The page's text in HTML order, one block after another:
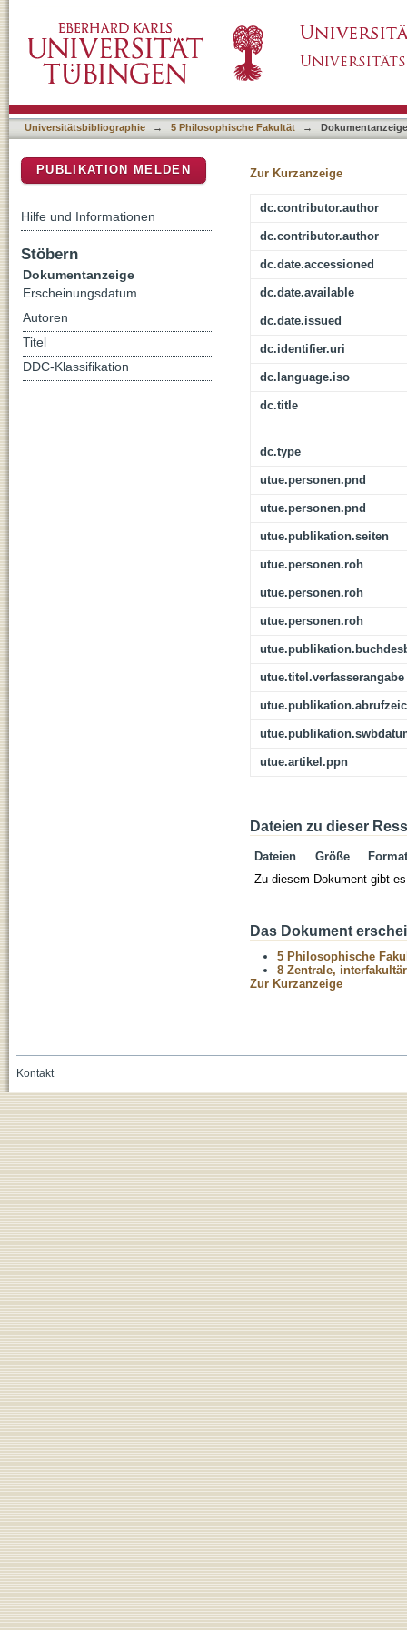
Universitätsbibliographie → 5 Philosophische Fakultät → Dokumentanzeige
Zur Kurzanzeige
dc.contributor.author
dc.contributor.author
dc.date.accessioned
dc.date.available
dc.date.issued
dc.identifier.uri
dc.language.iso
dc.title
dc.type
utue.personen.pnd
utue.personen.pnd
utue.publikation.seiten
utue.personen.roh
utue.personen.roh
utue.personen.roh
utue.titel.verfasserangabe
utue.artikel.ppn
Dateien zu dieser
Dateien Größe
Format
Zu diesem Dokument gibt
Das Dokument
5 Philosophische
8 Zentrale,
Zur Kurzanzeige
PUBLIKATION MELDEN
Hilfe und Informationen
Stöbern
Dokumentanzeige
Erscheinungsdatum
Autoren
Titel
DDC-Klassifikation
Kontakt